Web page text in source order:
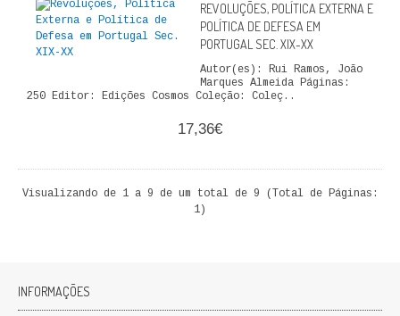
REVOLUÇÕES, POLÍTICA EXTERNA E
POLÍTICA DE DEFESA EM
PORTUGAL SEC. XIX-XX
Autor(es): Rui Ramos, João
Marques Almeida Páginas:
250 Editor: Edições Cosmos Coleção: Coleç..
17,36€
Visualizando de 1 a 9 de um total de 9 (Total de Páginas:
1)
INFORMAÇÕES